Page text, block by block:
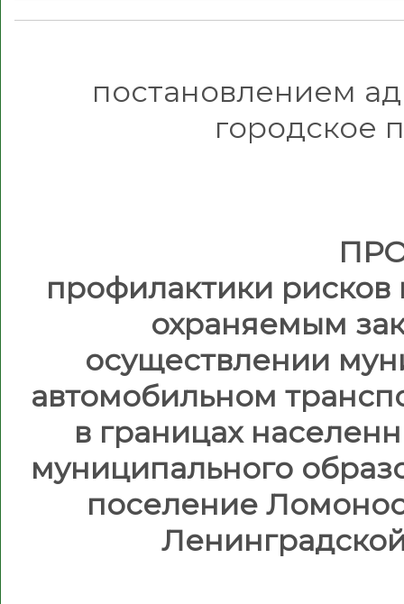
постановлением
городское
профилактики
охраняемым
осуществлении
автомобильном
в границах
муниципального
поселение